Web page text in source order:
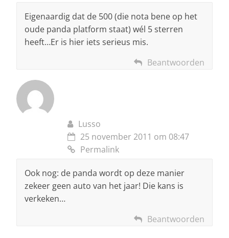
Eigenaardig dat de 500 (die nota bene op het
oude panda platform staat) wél 5 sterren
heeft…Er is hier iets serieus mis.
Beantwoorden
Lusso
25 november 2011 om 08:47
Permalink
Ook nog: de panda wordt op deze manier
zekeer geen auto van het jaar! Die kans is
verkeken…
Beantwoorden